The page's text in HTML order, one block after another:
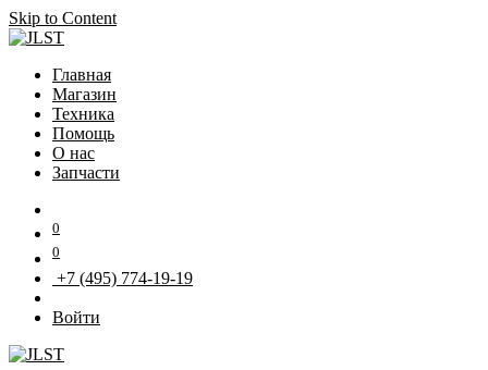
Skip to Content
Главная
Магазин
Техника
Помощь
О нас
Запчасти
0
0
+7 (495) 774-19-19
Войти